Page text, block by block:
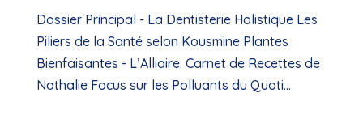
Dossier Principal - La Dentisterie Holistique Les
Piliers de la Santé selon Kousmine Plantes
Bienfaisantes - L’Alliaire. Carnet de Recettes de
Nathalie Focus sur les Polluants du Quoti...